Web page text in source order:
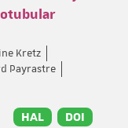
Kretz
Payrastre
HAL DOI